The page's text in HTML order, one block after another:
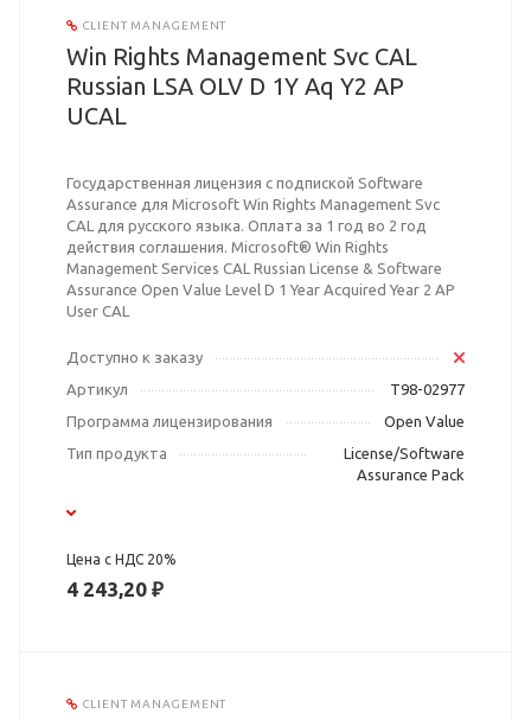
CLIENT MANAGEMENT
Win Rights Management Svc CAL
Russian LSA OLV D 1Y Aq Y2 AP
UCAL
Государственная лицензия с подпиской Software
Assurance для Microsoft Win Rights Management Svc
CAL для русского языка. Оплата за 1 год во 2 год
действия соглашения. Microsoft® Win Rights
Management Services CAL Russian License & Software
Assurance Open Value Level D 1 Year Acquired Year 2 AP
User CAL
Доступно к заказу
Артикул
T98-02977
Программа лицензирования
Open Value
Тип продукта
License/Software
Assurance Pack
Цена с НДС 20%
4 243,20 ₽
CLIENT MANAGEMENT